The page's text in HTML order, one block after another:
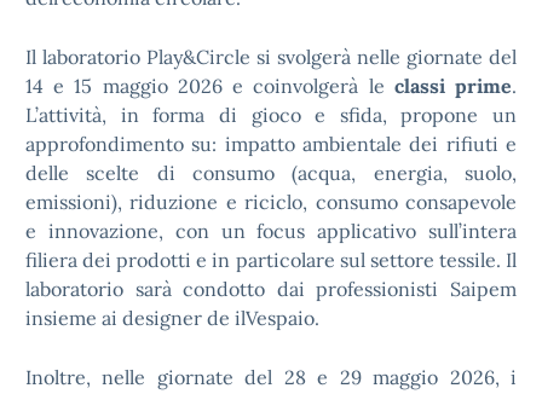
Il laboratorio Play&Circle si svolgerà nelle giornate del
14 e 15 maggio 2026 e coinvolgerà le classi prime.
L’attività, in forma di gioco e sfida, propone un
approfondimento su: impatto ambientale dei rifiuti e
delle scelte di consumo (acqua, energia, suolo,
emissioni), riduzione e riciclo, consumo consapevole
e innovazione, con un focus applicativo sull’intera
filiera dei prodotti e in particolare sul settore tessile. Il
laboratorio sarà condotto dai professionisti Saipem
insieme ai designer de ilVespaio.
Inoltre, nelle giornate del 28 e 29 maggio 2026, i